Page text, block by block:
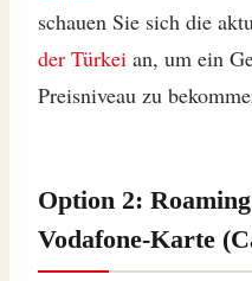
schauen Sie sich die
der Türkei an, um ein
Preisniveau zu
Option 2:
Vodafone-Karte